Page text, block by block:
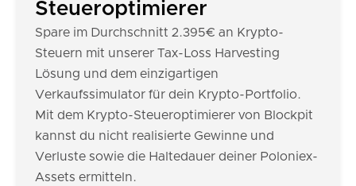
Steueroptimierer
Spare im Durchschnitt 2.395€ an Krypto-
Steuern mit unserer Tax-Loss Harvesting
Lösung und dem einzigartigen
Verkaufssimulator für dein Krypto-Portfolio.
Mit dem Krypto-Steueroptimierer von Blockpit
kannst du nicht realisierte Gewinne und
Verluste sowie die Haltedauer deiner Poloniex-
Assets ermitteln.